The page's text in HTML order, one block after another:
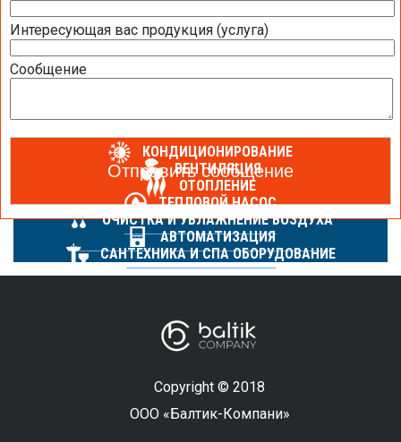
Интересующая вас продукция (услуга)
Сообщение
ОБЕЗЗАРАЖИВАНИЕ ВОДЫ УЛЬТРАФИОЛЕТОМ
САНТЕХНИЧЕСКОЕ И ИНЖЕНЕРНОЕ ОБОРУДОВАНИЕ TECE
КОНДИЦИОНИРОВАНИЕ
ВЕНТИЛЯЦИЯ
ОТОПЛЕНИЕ
ТЕПЛОВОЙ НАСОС
ОЧИСТКА И УВЛАЖНЕНИЕ ВОЗДУХА
АВТОМАТИЗАЦИЯ
САНТЕХНИКА И СПА ОБОРУДОВАНИЕ
Copyright © 2018
ООО «Балтик-Компани»